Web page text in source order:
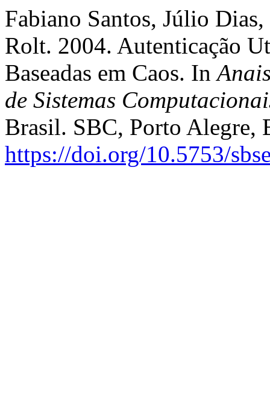
Fabiano Santos, Júlio
Rolt. 2004. Autenticação
Baseadas em Caos. In
de Sistemas
Brasil. SBC, Porto Alegre,
https://doi.org/10.5753/